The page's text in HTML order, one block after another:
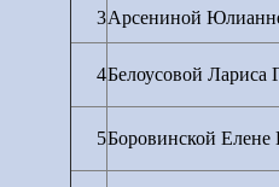
3Арсениной
4Белоусовой Лариса
5Боровинской Елене